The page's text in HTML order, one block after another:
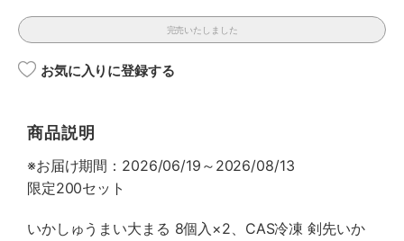
完売いたしました
お気に入りに登録する
商品説明
※お届け期間：2026/06/19～2026/08/13
限定200セット
いかしゅうまい大まる 8個入×2、CAS冷凍 剣先いか